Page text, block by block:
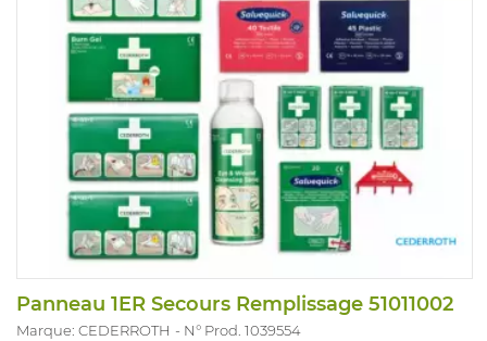
Panneau 1ER Secours Remplissage 51011002
Marque: CEDERROTH N° Prod. 1039554